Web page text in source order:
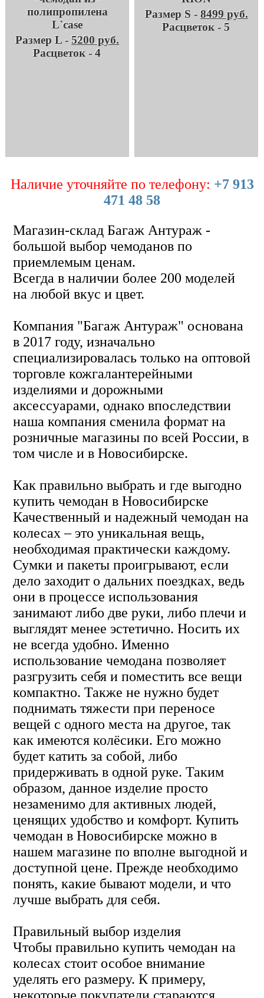
полипропилена
L`case
Размер L -5200 руб.
Расцветок - 4
Размер S - 8499 руб.
Расцветок - 5
Наличие уточняйте по телефону: +7 913
471 48 58
Магазин-склад Багаж Антураж -
большой выбор чемоданов по
приемлемым ценам.
Всегда в наличии более 200 моделей
на любой вкус и цвет.
Компания "Багаж Антураж" основана
в 2017 году, изначально
специализировалась только на оптовой
торговле кожгалантерейными
изделиями и дорожными
аксессуарами, однако впоследствии
наша компания сменила формат на
розничные магазины по всей России, в
том числе и в Новосибирске.
Как правильно выбрать и где выгодно
купить чемодан в Новосибирске
Качественный и надежный чемодан на
колесах – это уникальная вещь,
необходимая практически каждому.
Сумки и пакеты проигрывают, если
дело заходит о дальних поездках, ведь
они в процессе использования
занимают либо две руки, либо плечи и
выглядят менее эстетично. Носить их
не всегда удобно. Именно
использование чемодана позволяет
разгрузить себя и поместить все вещи
компактно. Также не нужно будет
поднимать тяжести при переносе
вещей с одного места на другое, так
как имеются колёсики. Его можно
будет катить за собой, либо
придерживать в одной руке. Таким
образом, данное изделие просто
незаменимо для активных людей,
ценящих удобство и комфорт. Купить
чемодан в Новосибирске можно в
нашем магазине по вполне выгодной и
доступной цене. Прежде необходимо
понять, какие бывают модели, и что
лучше выбрать для себя.
Правильный выбор изделия
Чтобы правильно купить чемодан на
колесах стоит особое внимание
уделять его размеру. К примеру,
некоторые покупатели стараются